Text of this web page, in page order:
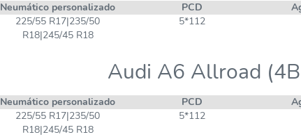
Neumático personalizado PCD
225/55 R17|235/50
R18|245/45 R18
5*112
Audi A6 Allroad
Neumático personalizado PCD
225/55 R17|235/50
R18|245/45 R18
5*112